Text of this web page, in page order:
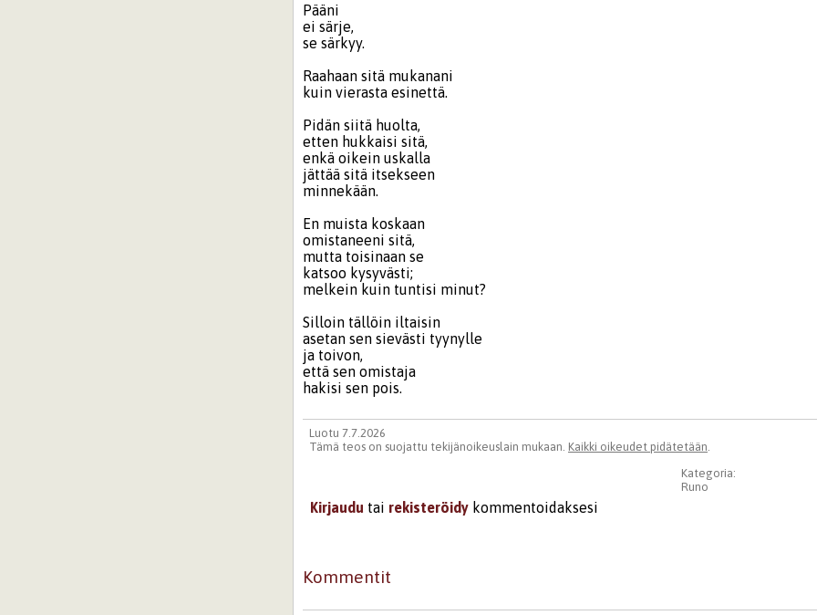
Pääni
ei särje,
se särkyy.
Raahaan sitä mukanani
kuin vierasta esinettä.
Pidän siitä huolta,
etten hukkaisi sitä,
enkä oikein uskalla
jättää sitä itsekseen
minnekään.
En muista koskaan
omistaneeni sitä,
mutta toisinaan se
katsoo kysyvästi;
melkein kuin tuntisi minut?
Silloin tällöin iltaisin
asetan sen sievästi tyynylle
ja toivon,
että sen omistaja
hakisi sen pois.
Luotu 7.7.2026
Tämä teos on suojattu tekijänoikeuslain mukaan. Kaikki oikeudet pidätetään.
Kategoria:
Runo
Kirjaudu tai rekisteröidy kommentoidaksesi
Kommentit